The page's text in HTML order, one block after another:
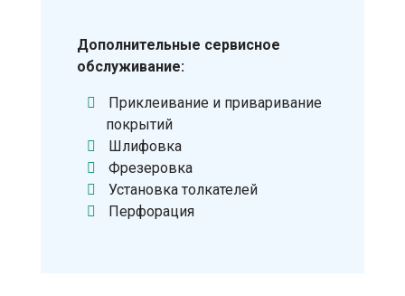
Дополнительные сервисное
обслуживание:
Приклеивание и приваривание
покрытий
Шлифовка
Фрезеровка
Установка толкателей
Перфорация